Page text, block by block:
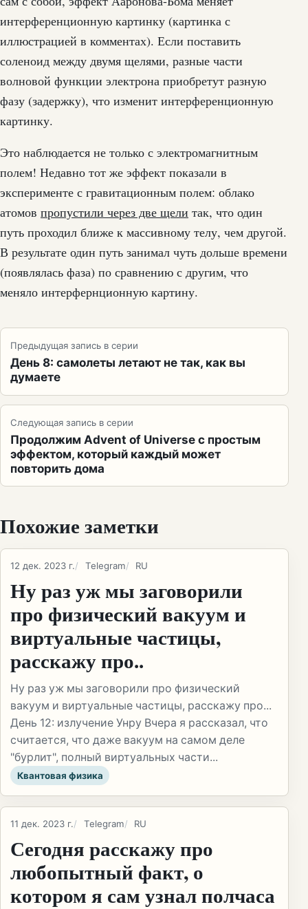
интерференционную картинку (картинка с
иллюстрацией в комментах). Если поставить
соленоид между двумя щелями, разные части
волновой функции электрона приобретут разную
фазу (задержку), что изменит интерференционную
картинку.
Это наблюдается не только с электромагнитным
полем! Недавно тот же эффект показали в
эксперименте с гравитационным полем: облако
атомов пропустили через две щели так, что один
путь проходил ближе к массивному телу, чем другой.
В результате один путь занимал чуть дольше времени
(появлялась фаза) по сравнению с другим, что
меняло интерфернционную картину.
Предыдущая запись в серии
День 8: самолеты летают не так, как вы
думаете
Следующая запись в серии
Продолжим Advent of Universe с простым
эффектом, который каждый может
повторить дома
Похожие заметки
12 дек. 2023 г. Telegram RU
Ну раз уж мы заговорили
про физический вакуум и
виртуальные частицы,
расскажу про..
Ну раз уж мы заговорили про физический
вакуум и виртуальные частицы, расскажу про...
День 12: излучение Унру Вчера я рассказал, что
считается, что даже вакуум на самом деле
"бурлит", полный виртуальных части...
Квантовая физика
11 дек. 2023 г. Telegram RU
Сегодня расскажу про
любопытный факт, о
котором я сам узнал полчаса